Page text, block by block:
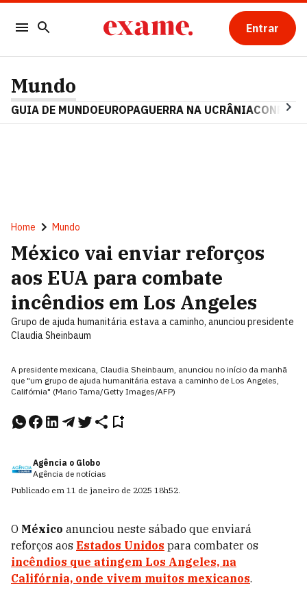
Entrar
Mundo
GUIA DE MUNDOEUROPAGUERRA NA UCRÂNIA
Home Mundo
México vai enviar reforços
aos EUA para combate
incêndios em Los Angeles
Grupo de ajuda humanitária estava a caminho, anunciou presidente
Claudia Sheinbaum
A presidente mexicana, Claudia Sheinbaum, anunciou no início da manhã
que "um grupo de ajuda humanitária estava a caminho de Los Angeles,
Califórnia" (Mario Tama/Getty Images/AFP)
Agência o Globo
Agência de notícias
Publicado em 11 de janeiro de 2025 18h52.
O México anunciou neste sábado que enviará
reforços aos Estados Unidos para combater os
incêndios que atingem Los Angeles, na
Califórnia, onde vivem muitos mexicanos.